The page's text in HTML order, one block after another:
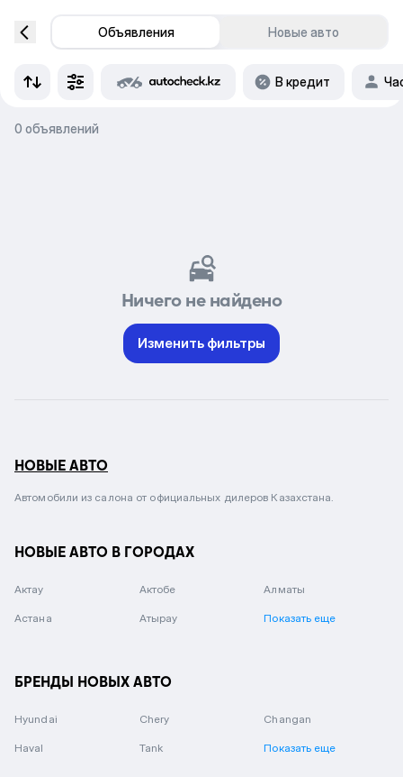
Объявления Новые авто
В кредит
0 объявлений
Ничего не найдено
Изменить фильтры
НОВЫЕ АВТО
Автомобили из салона от официальных дилеров Казахстана.
НОВЫЕ АВТО В ГОРОДАХ
Актау Актобе Алматы
Астана Атырау Показать еще
БРЕНДЫ НОВЫХ АВТО
Hyundai Chery Changan
Haval Tank Показать еще